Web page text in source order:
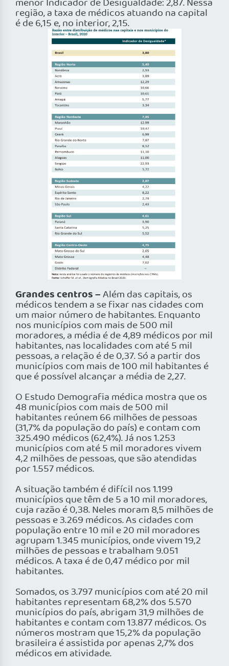
menor Indicador de Desigualdade: 2,87. Nessa
região, a taxa de médicos atuando na capital
é de 6,15 e, no interior, 2,15.
Grandes centros –Além das capitais, os
médicos tendem a se fixar nas cidades com
um maior número de habitantes. Enquanto
nos municípios com mais de 500 mil
moradores, a média é de 4,89 médicos por mil
habitantes, nas localidades com até 5 mil
pessoas, a relação é de 0,37. Só a partir dos
municípios com mais de 100 mil habitantes é
que é possível alcançar a média de 2,27.
O Estudo Demografia médica mostra que os
48 municípios com mais de 500 mil
habitantes reúnem 66 milhões de pessoas
(31,7% da população do país) e contam com
325.490 médicos (62,4%). Já nos 1.253
municípios com até 5 mil moradores vivem
4,2 milhões de pessoas, que são atendidas
por 1.557 médicos.
A situação também é difícil nos 1.199
municípios que têm de 5 a 10 mil moradores,
cuja razão é 0,38. Neles moram 8,5 milhões de
pessoas e 3.269 médicos. As cidades com
população entre 10 mil e 20 mil moradores
agrupam 1.345 municípios, onde vivem 19,2
milhões de pessoas e trabalham 9.051
médicos. A taxa é de 0,47 médico por mil
habitantes.
Somados, os 3.797 municípios com até 20 mil
habitantes representam 68,2% dos 5.570
municípios do país, abrigam 31,9 milhões de
habitantes e contam com 13.877 médicos. Os
números mostram que 15,2% da população
brasileira é assistida por apenas 2,7% dos
médicos em atividade.